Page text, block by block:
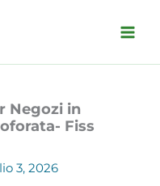
Negozi in
Fiss
3, 2026